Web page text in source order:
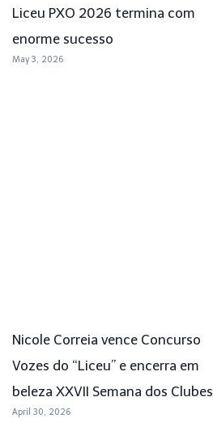
Liceu PXO 2026 termina com
enorme sucesso
May 3, 2026
Nicole Correia vence Concurso
Vozes do “Liceu” e encerra em
beleza XXVII Semana dos Clubes
April 30, 2026